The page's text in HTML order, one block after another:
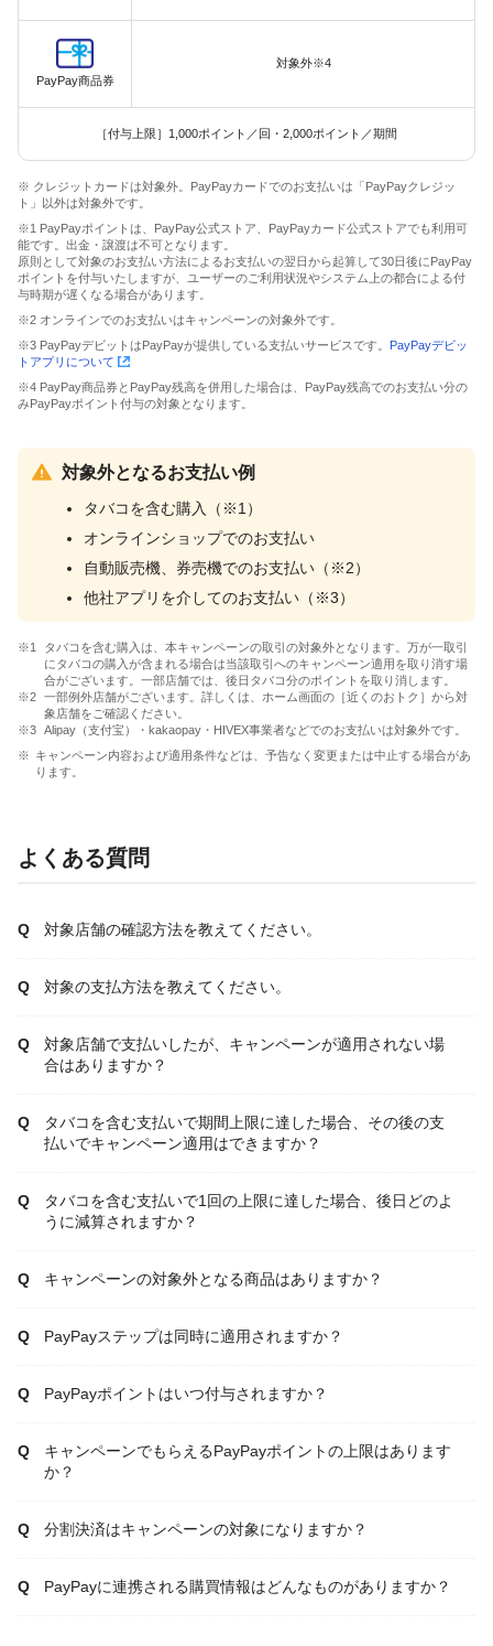
PayPay商品券
対象外※4
［付与上限］1,000ポイント／回・2,000ポイント／期間
※ クレジットカードは対象外。PayPayカードでのお支払いは「PayPayクレジッ
ト」以外は対象外です。
※1 PayPayポイントは、PayPay公式ストア、PayPayカード公式ストアでも利用可
能です。出金・譲渡は不可となります。
原則として対象のお支払い方法によるお支払いの翌日から起算して30日後にPayPay
ポイントを付与いたしますが、ユーザーのご利用状況やシステム上の都合による付
与時期が遅くなる場合があります。
※2 オンラインでのお支払いはキャンペーンの対象外です。
※3 PayPayデビットはPayPayが提供している支払いサービスです。 PayPayデビッ
トアプリについて
※4 PayPay商品券とPayPay残高を併用した場合は、PayPay残高でのお支払い分の
みPayPayポイント付与の対象となります。
対象外となるお支払い例
タバコを含む購入（※1）
オンラインショップでのお支払い
自動販売機、券売機でのお支払い（※2）
他社アプリを介してのお支払い（※3）
タバコを含む購入は、本キャンペーンの取引の対象外となります。万が一取引
にタバコの購入が含まれる場合は当該取引へのキャンペーン適用を取り消す場
合がございます。一部店舗では、後日タバコ分のポイントを取り消します。
一部例外店舗がございます。詳しくは、ホーム画面の［近くのおトク］から対
象店舗をご確認ください。
Alipay（支付宝）・kakaopay・HIVEX事業者などでのお支払いは対象外です。
キャンペーン内容および適用条件などは、予告なく変更または中止する場合があ
ります。
よくある質問
対象店舗の確認方法を教えてください。
対象の支払方法を教えてください。
対象店舗で支払いしたが、キャンペーンが適用されない場
合はありますか？
タバコを含む支払いで期間上限に達した場合、その後の支
払いでキャンペーン適用はできますか？
タバコを含む支払いで1回の上限に達した場合、後日どのよ
うに減算されますか？
キャンペーンの対象外となる商品はありますか？
PayPayステップは同時に適用されますか？
PayPayポイントはいつ付与されますか？
キャンペーンでもらえるPayPayポイントの上限はあります
か？
分割決済はキャンペーンの対象になりますか？
PayPayに連携される購買情報はどんなものがありますか？